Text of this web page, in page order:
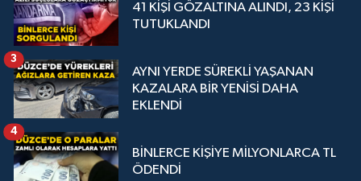
41 KİŞİ GÖZALTINA ALINDI, 23 KİŞİ
TUTUKLANDI
AYNI YERDE SÜREKLİ YAŞANAN
KAZALARA BİR YENİSİ DAHA
EKLENDİ
3
BİNLERCE KİŞİYE MİLYONLARCA TL
ÖDENDİ
4